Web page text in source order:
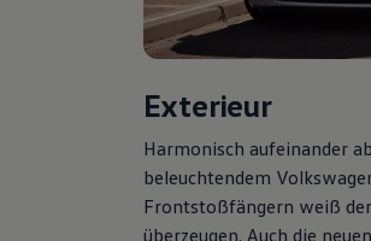
Hybridautos
Marke und Erlebnis
Volkswagen R und R Experience
R Experience
Driving Experience
Volkswagen entdecken
Werkbesichtigung
Factory visit
Lifestyle Shop
T-Roc Kollektion
Exterieur
Harmonisch aufeinander
beleuchtendem
Frontstoßfängern weiß der
überzeugen. Auch die